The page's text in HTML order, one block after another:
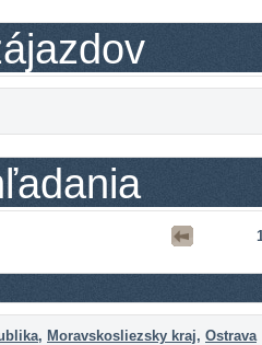
, Moravskosliezsky kraj, Ostrava